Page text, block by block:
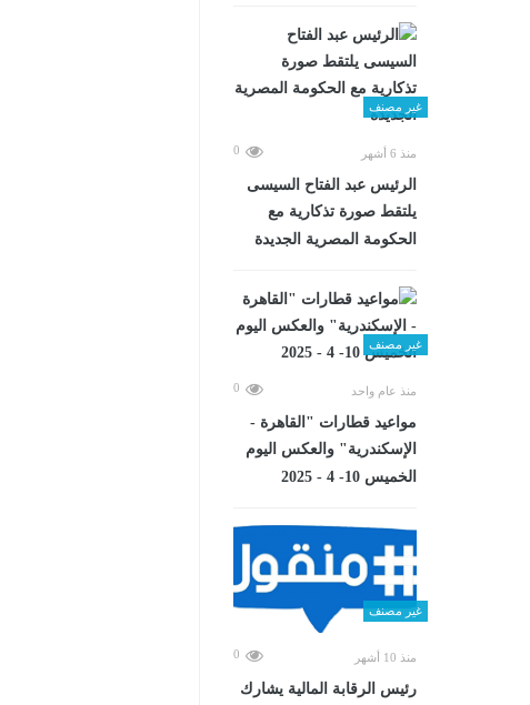
غير مصنف
منذ 6 أشهر 0
الرئيس عبد الفتاح السيسى
يلتقط صورة تذكارية مع
الحكومة المصرية الجديدة
غير مصنف
منذ عام واحد 0
مواعيد قطارات "القاهرة -
الإسكندرية" والعكس اليوم
الخميس 10- 4 - 2025
غير مصنف
منذ 10 أشهر 0
رئيس الرقابة المالية يشارك